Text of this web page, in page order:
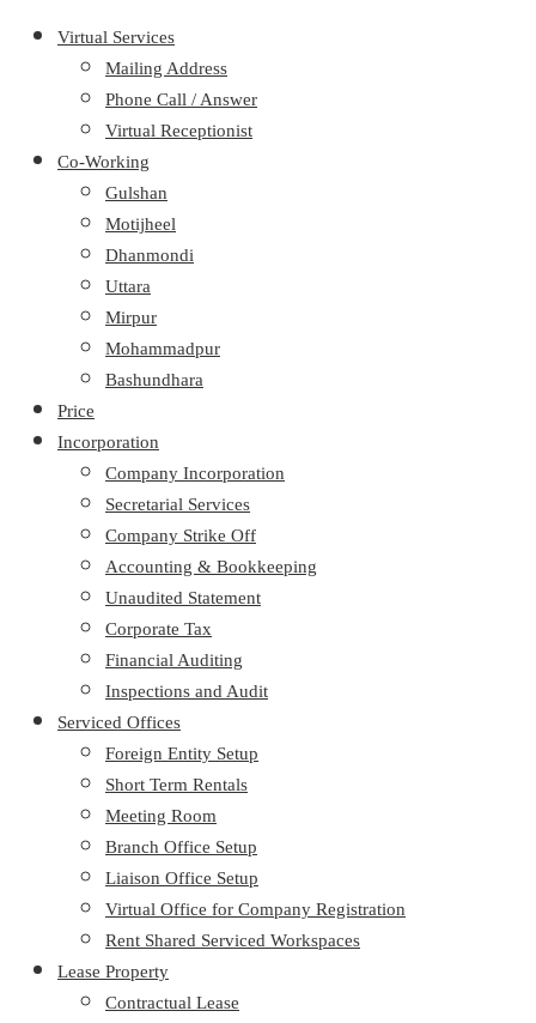
Virtual Services
Mailing Address
Phone Call / Answer
Virtual Receptionist
Co-Working
Gulshan
Motijheel
Dhanmondi
Uttara
Mirpur
Mohammadpur
Bashundhara
Price
Incorporation
Company Incorporation
Secretarial Services
Company Strike Off
Accounting & Bookkeeping
Unaudited Statement
Corporate Tax
Financial Auditing
Inspections and Audit
Serviced Offices
Foreign Entity Setup
Short Term Rentals
Meeting Room
Branch Office Setup
Liaison Office Setup
Virtual Office for Company Registration
Rent Shared Serviced Workspaces
Lease Property
Contractual Lease